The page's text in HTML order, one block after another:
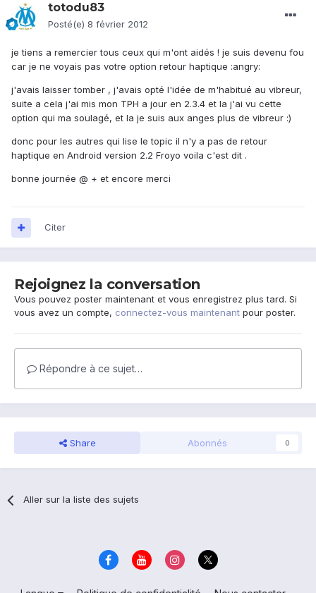
totodu83
Posté(e) 8 février 2012
je tiens a remercier tous ceux qui m'ont aidés ! je suis devenu fou
car je ne voyais pas votre option retour haptique :angry:
j'avais laisser tomber , j'avais opté l'idée de m'habitué au vibreur,
suite a cela j'ai mis mon TPH a jour en 2.3.4 et la j'ai vu cette
option qui ma soulagé, et la je suis aux anges plus de vibreur :)
donc pour les autres qui lise le topic il n'y a pas de retour
haptique en Android version 2.2 Froyo voila c'est dit .
bonne journée @ + et encore merci
Citer
Rejoignez la conversation
Vous pouvez poster maintenant et vous enregistrez plus tard. Si
vous avez un compte, connectez-vous maintenant pour poster.
Répondre à ce sujet…
Share Abonnés 0
Aller sur la liste des sujets